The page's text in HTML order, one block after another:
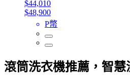
$44,010
$48,900
P幣
滾筒洗衣機推薦，智